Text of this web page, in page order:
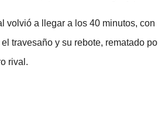
volvió a llegar a los 40 minutos,
travesaño y su rebote, rematado
rival.